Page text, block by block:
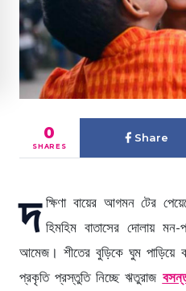
0
SHARES
Share
দ ক্ষিণা বায়ের আগমন টের
হিমহিম বাতাসের দোলায় মন-
আমেজ। শীতের বুড়িকে ঘুম
প্রকৃতি প্রস্তুতি নিচ্ছে ঋতুরাজ